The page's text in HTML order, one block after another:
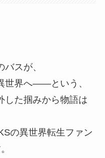
スが、
世界へ——という、
した掴みから物語は
の異世界転生ファン